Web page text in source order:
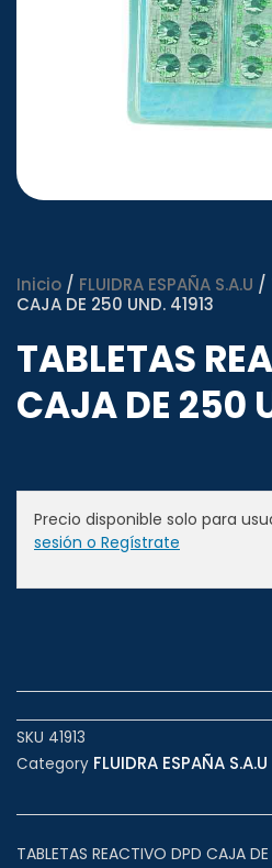
Inicio / FLUIDRA ESPAÑA S.A.U /
CAJA DE 250 UND. 41913
TABLETAS
CAJA DE 250
Precio disponible solo para
sesión o Regístrate
SKU 41913
Category FLUIDRA ESPAÑA S.A.U
TABLETAS REACTIVO DPD CAJA